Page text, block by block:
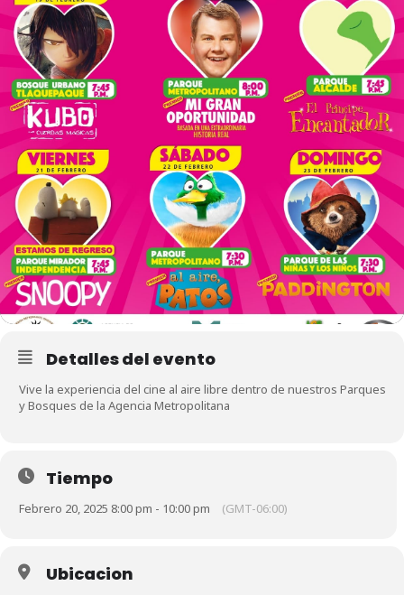
Detalles del evento
Vive la experiencia del cine al aire libre dentro de nuestros Parques
y Bosques de la Agencia Metropolitana
Tiempo
Febrero 20, 2025 8:00 pm - 10:00 pm (GMT-06:00)
Ubicacion